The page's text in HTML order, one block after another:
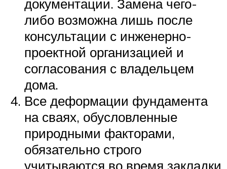
документации. Замена чего-
либо возможна лишь после
консультации с инженерно-
проектной организацией и
согласования с владельцем
дома.
Все деформации фундамента
на сваях, обусловленные
природными факторами,
обязательно строго
учитываются во время закладки